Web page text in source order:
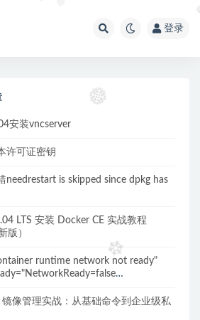
登录
安装vncserver
许可证密钥
needrestart is skipped since dpkg has
LTS 安装 Docker CE 实战教程
版）
runtime network not ready"
像管理实战：从基础命令到企业级私